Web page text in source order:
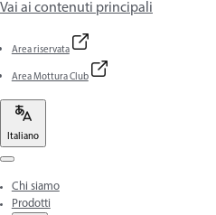
Vai ai contenuti principali
Area riservata
Area Mottura Club
Italiano
Chi siamo
Prodotti